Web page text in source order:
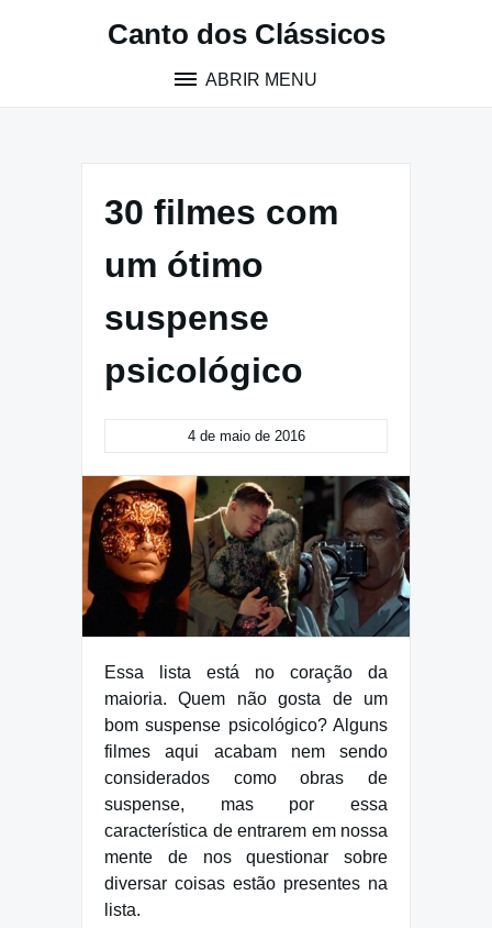
Canto dos Clássicos
ABRIR MENU
30 filmes com
um ótimo
suspense
psicológico
4 de maio de 2016
Essa lista está no coração da
maioria. Quem não gosta de um
bom suspense psicológico? Alguns
filmes aqui acabam nem sendo
considerados como obras de
suspense, mas por essa
característica de entrarem em nossa
mente de nos questionar sobre
diversar coisas estão presentes na
lista.